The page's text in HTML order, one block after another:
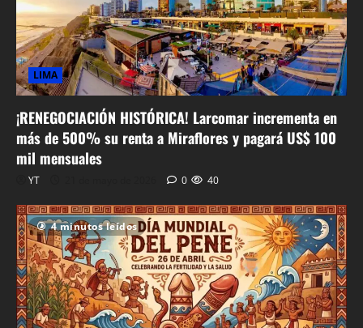
LIMA
¡RENEGOCIACIÓN HISTÓRICA! Larcomar incrementa en
más de 500% su renta a Miraflores y pagará US$ 100
mil mensuales
YT 0 40
4 minutos leídos